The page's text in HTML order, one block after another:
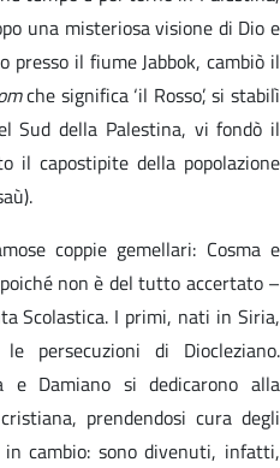
una misteriosa visione di Dio e
il fiume Jabbok, cambiò il
che significa ‘il Rosso’, si stabilì
Sud della Palestina, vi fondò il
il capostipite della popolazione
coppie gemellari: Cosma e
non è del tutto accertato –
Scolastica. I primi, nati in Siria,
persecuzioni di Diocleziano.
e Damiano si dedicarono alla
prendendosi cura degli
cambio: sono divenuti, infatti,